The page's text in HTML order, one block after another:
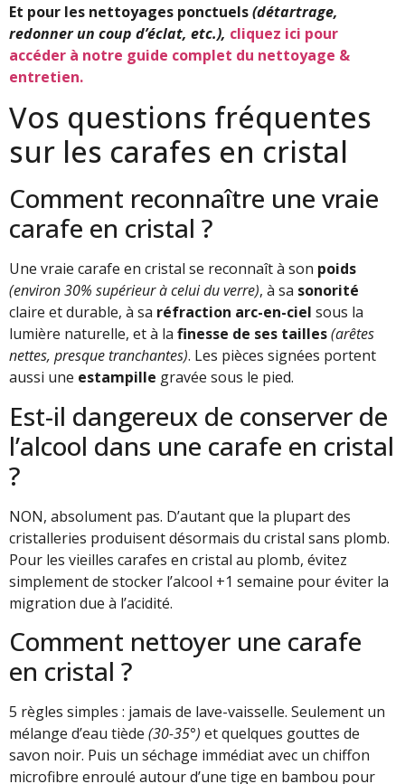
Et pour les nettoyages ponctuels(détartrage,
redonner un coup d’éclat, etc.), cliquez ici pour
accéder à notre guide complet du nettoyage &
entretien.
Vos questions fréquentes
sur les carafes en cristal
Comment reconnaître une vraie
carafe en cristal ?
Une vraie carafe en cristal se reconnaît à son poids
(environ 30% supérieur à celui du verre), à sa sonorité
claire et durable, à sa réfraction arc-en-ciel sous la
lumière naturelle, et à la finesse de ses tailles(arêtes
nettes, presque tranchantes). Les pièces signées portent
aussi une estampille gravée sous le pied.
Est-il dangereux de conserver de
l’alcool dans une carafe en cristal
?
NON, absolument pas. D’autant que la plupart des
cristalleries produisent désormais du cristal sans plomb.
Pour les vieilles carafes en cristal au plomb, évitez
simplement de stocker l’alcool +1 semaine pour éviter la
migration due à l’acidité.
Comment nettoyer une carafe
en cristal ?
5 règles simples : jamais de lave-vaisselle. Seulement un
mélange d’eau tiède (30-35°) et quelques gouttes de
savon noir. Puis un séchage immédiat avec un chiffon
microfibre enroulé autour d’une tige en bambou pour